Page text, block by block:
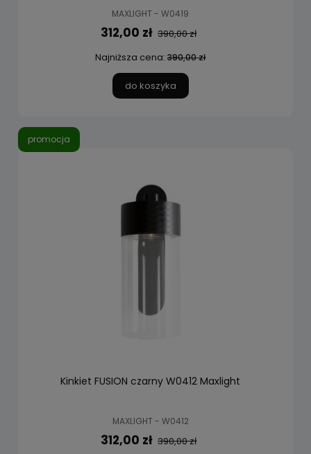
MAXLIGHT - W0419
312,00 zł 390,00 zł
Najniższa cena: 390,00 zł
do koszyka
Kinkiet FUSION czarny W0412 Maxlight
MAXLIGHT - W0412
312,00 zł 390,00 zł
promocja